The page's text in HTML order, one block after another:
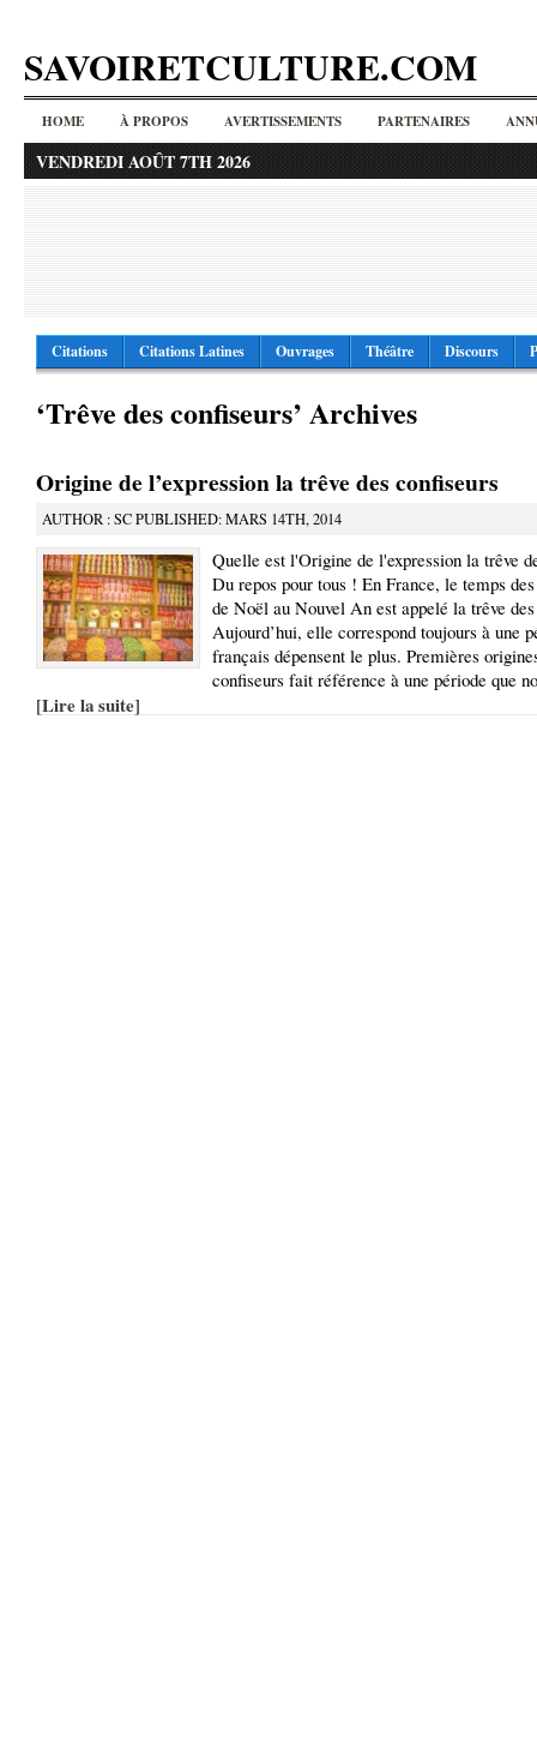
SAVOIRETCULTURE.COM
HOME À PROPOS AVERTISSEMENTS PARTENAIRES
VENDREDI AOÛT 7TH 2026
Citations Citations Latines Ouvrages Théâtre Discours
‘Trêve des confiseurs’ Archives
Origine de l’expression la trêve des confiseurs
AUTHOR : SC PUBLISHED: MARS 14TH, 2014
Quelle est l'Origine de l'expression la trêve
Du repos pour tous ! En France, le temps
de Noël au Nouvel An est appelé la trêve
Aujourd’hui, elle correspond toujours à une
français dépensent le plus. Premières
confiseurs fait référence à une période que
[Lire la suite]